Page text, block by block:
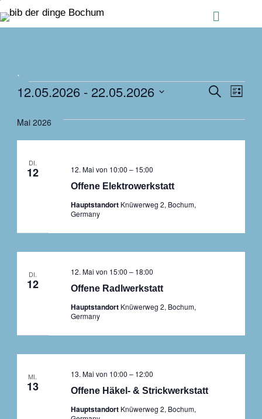
Menü
.
Veranstaltungen
und
Ansichten,
Suche
Liste
12.05.2026 - 22.05.2026
wählen.
Mai 2026
DI.
12
Offene Elektrowerkstatt
12. Mai von 10:00 – 15:00
Hauptstandort Knüwerweg 2, Bochum,
Germany
DI.
12 Offene Radlwerkstatt
12. Mai von 15:00 – 18:00
Hauptstandort Knüwerweg 2, Bochum,
Germany
MI.
13 Offene Häkel- & Strickwerkstatt
13. Mai von 10:00 – 12:00
Hauptstandort Knüwerweg 2, Bochum,